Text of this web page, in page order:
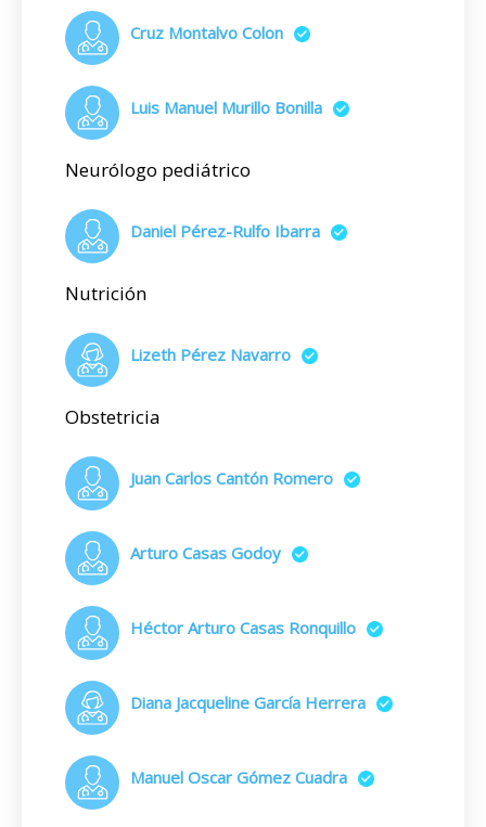
Cruz Montalvo Colon
Luis Manuel Murillo Bonilla
Neurólogo pediátrico
Daniel Pérez-Rulfo Ibarra
Nutrición
Lizeth Pérez Navarro
Obstetricia
Juan Carlos Cantón Romero
Arturo Casas Godoy
Héctor Arturo Casas Ronquillo
Diana Jacqueline García Herrera
Manuel Oscar Gómez Cuadra